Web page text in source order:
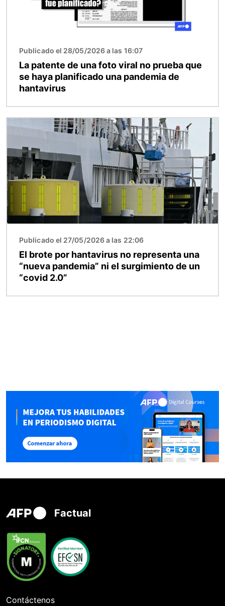
Publicado el 28/05/2026 a las 16:07
La patente de una foto viral no prueba que
se haya planificado una pandemia de
hantavirus
Imagen
Publicado el 27/05/2026 a las 22:06
El brote por hantavirus no representa una
“nueva pandemia” ni el surgimiento de un
“covid 2.0”
Factual
Contáctenos